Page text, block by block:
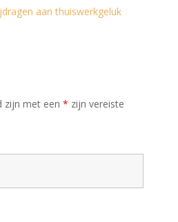
aan thuiswerkgeluk
zijn met een * zijn vereiste